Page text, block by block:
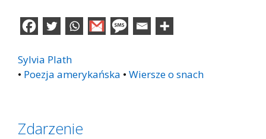
Sylvia Plath
• Poezja amerykańska • Wiersze o snach
Zdarzenie